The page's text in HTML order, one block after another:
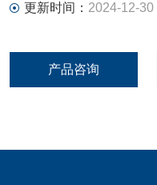
更新时间： 2024-12-30
产品咨询